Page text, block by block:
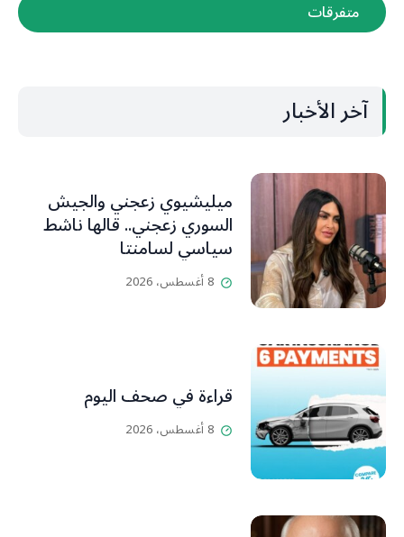
متفرقات
آخر الأخبار
ميليشيوي زعجني والجيش
السوري زعجني.. قالها ناشط
سياسي لسامنتا
8 أغسطس، 2026
قراءة في صحف اليوم
8 أغسطس، 2026